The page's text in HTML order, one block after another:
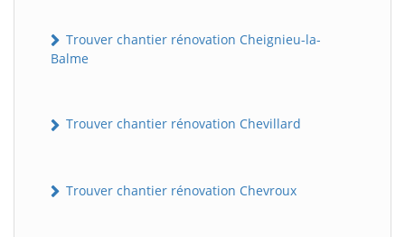
Trouver chantier rénovation Cheignieu-la-
Balme
Trouver chantier rénovation Chevillard
Trouver chantier rénovation Chevroux